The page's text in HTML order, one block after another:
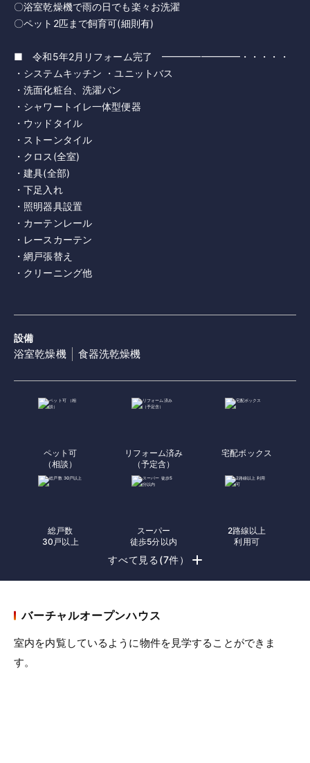
〇浴室乾燥機で雨の日でも楽々お洗濯
〇ペット2匹まで飼育可(細則有)
■ 令和5年2月リフォーム完了 ━━━━━━━━・・・・・
・システムキッチン ・ユニットバス
・洗面化粧台、洗濯パン
・シャワートイレ一体型便器
・ウッドタイル
・ストーンタイル
・クロス(全室)
・建具(全部)
・下足入れ
・照明器具設置
・カーテンレール
・レースカーテン
・網戸張替え
・クリーニング他
設備
浴室乾燥機 食器洗乾燥機
ペット可
（相談）
リフォーム済み
（予定含）
宅配ボックス
総戸数
30戸以上
スーパー
徒歩5分以内
2路線以上
利用可
すべて見る(7件）
バーチャルオープンハウス
室内を内覧しているように物件を見学することができま
す。